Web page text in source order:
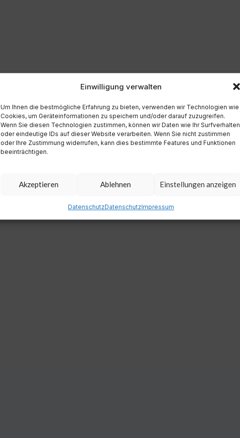
Einwilligung verwalten
Um Ihnen die bestmögliche Erfahrung zu bieten, verwenden wir Technologien wie
Cookies, um Geräteinformationen zu speichern und/oder darauf zuzugreifen.
Wenn Sie diesen Technologien zustimmen, können wir Daten wie Ihr Surfverhalten
oder eindeutige IDs auf dieser Website verarbeiten. Wenn Sie nicht zustimmen
oder Ihre Zustimmung widerrufen, kann dies bestimmte Features und Funktionen
beeinträchtigen.
Akzeptieren Ablehnen Einstellungen anzeigen
DatenschutzDatenschutzImpressum